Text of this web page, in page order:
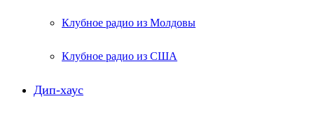
Клубное радио из Молдовы
Клубное радио из США
Дип-хаус